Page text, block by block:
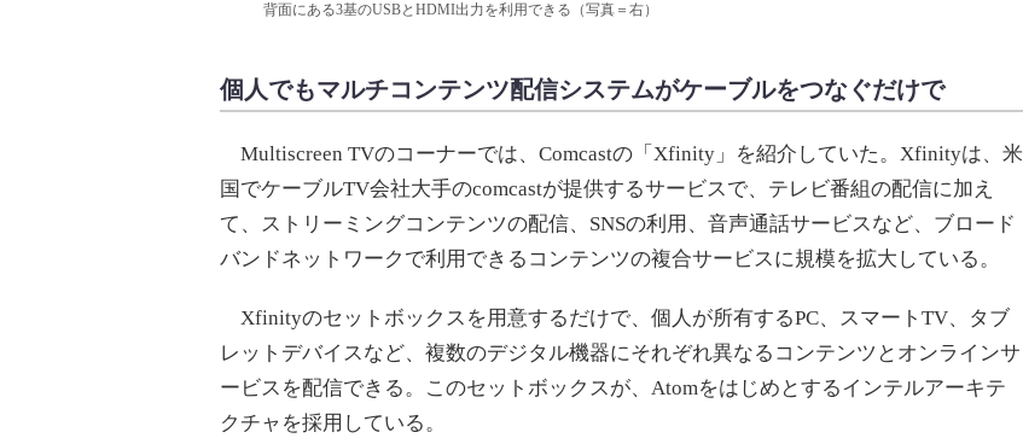
背面にある3基のUSBとHDMI出力を利用できる（写真＝右）
個人でもマルチコンテンツ配信システムがケーブルをつなぐだけで
Multiscreen TVのコーナーでは、Comcastの「Xfinity」を紹介していた。Xfinityは、米
国でケーブルTV会社大手のcomcastが提供するサービスで、テレビ番組の配信に加え
て、ストリーミングコンテンツの配信、SNSの利用、音声通話サービスなど、ブロード
バンドネットワークで利用できるコンテンツの複合サービスに規模を拡大している。
Xfinityのセットボックスを用意するだけで、個人が所有するPC、スマートTV、タブ
レットデバイスなど、複数のデジタル機器にそれぞれ異なるコンテンツとオンラインサ
ービスを配信できる。このセットボックスが、Atomをはじめとするインテルアーキテ
クチャを採用している。